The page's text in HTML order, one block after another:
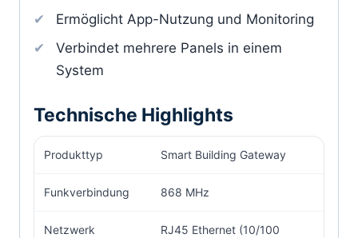
Ermöglicht App-Nutzung und Monitoring
Verbindet mehrere Panels in einem
System
Technische Highlights
Produkttyp Smart Building Gateway
Funkverbindung 868 MHz
Netzwerk
RJ45 Ethernet (10/100